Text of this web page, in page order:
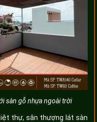
sàn gỗ nhựa ngoài trời
thự, sân thượng lát sàn